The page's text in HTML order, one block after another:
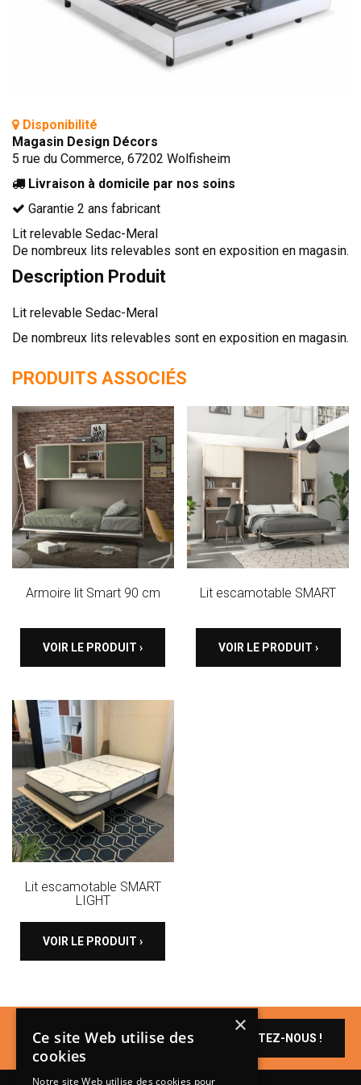
BIBLIOTHÈQUE
TABLE BASSE
SALLES À MANGER
CHAISES
TABLES
BAHUT
LITERIE
CONVERTIBLE
MATELAS
LITS RELEVABLES
CADRES DE LIT
TÊTES DE LITS
LITS FIXES
MEUBLES DE COMPLÉMENT
TAPIS
MIROIRS
PETITS MEUBLES
AMÉNAGEMENTS SUR MESURE
AGENCEMENTS INTÉRIEURS
AUTHENTIQUE
CHAMBRES COMPLÈTES
Disponibilité
Magasin Design Décors
5 rue du Commerce, 67202 Wolfisheim
Livraison à domicile par nos soins
Garantie 2 ans fabricant
Lit relevable Sedac-Meral
De nombreux lits relevables sont en exposition en magasin.
Description Produit
Lit relevable Sedac-Meral
De nombreux lits relevables sont en exposition en magasin.
PRODUITS ASSOCIÉS
Armoire lit Smart 90 cm
VOIR LE PRODUIT ›
Lit escamotable SMART
VOIR LE PRODUIT ›
Lit escamotable SMART
LIGHT
VOIR LE PRODUIT ›
Un produit vous
intéresse ?
CONTACTEZ-NOUS !
×
Ce site Web utilise des
cookies
Notre site Web utilise des cookies pour